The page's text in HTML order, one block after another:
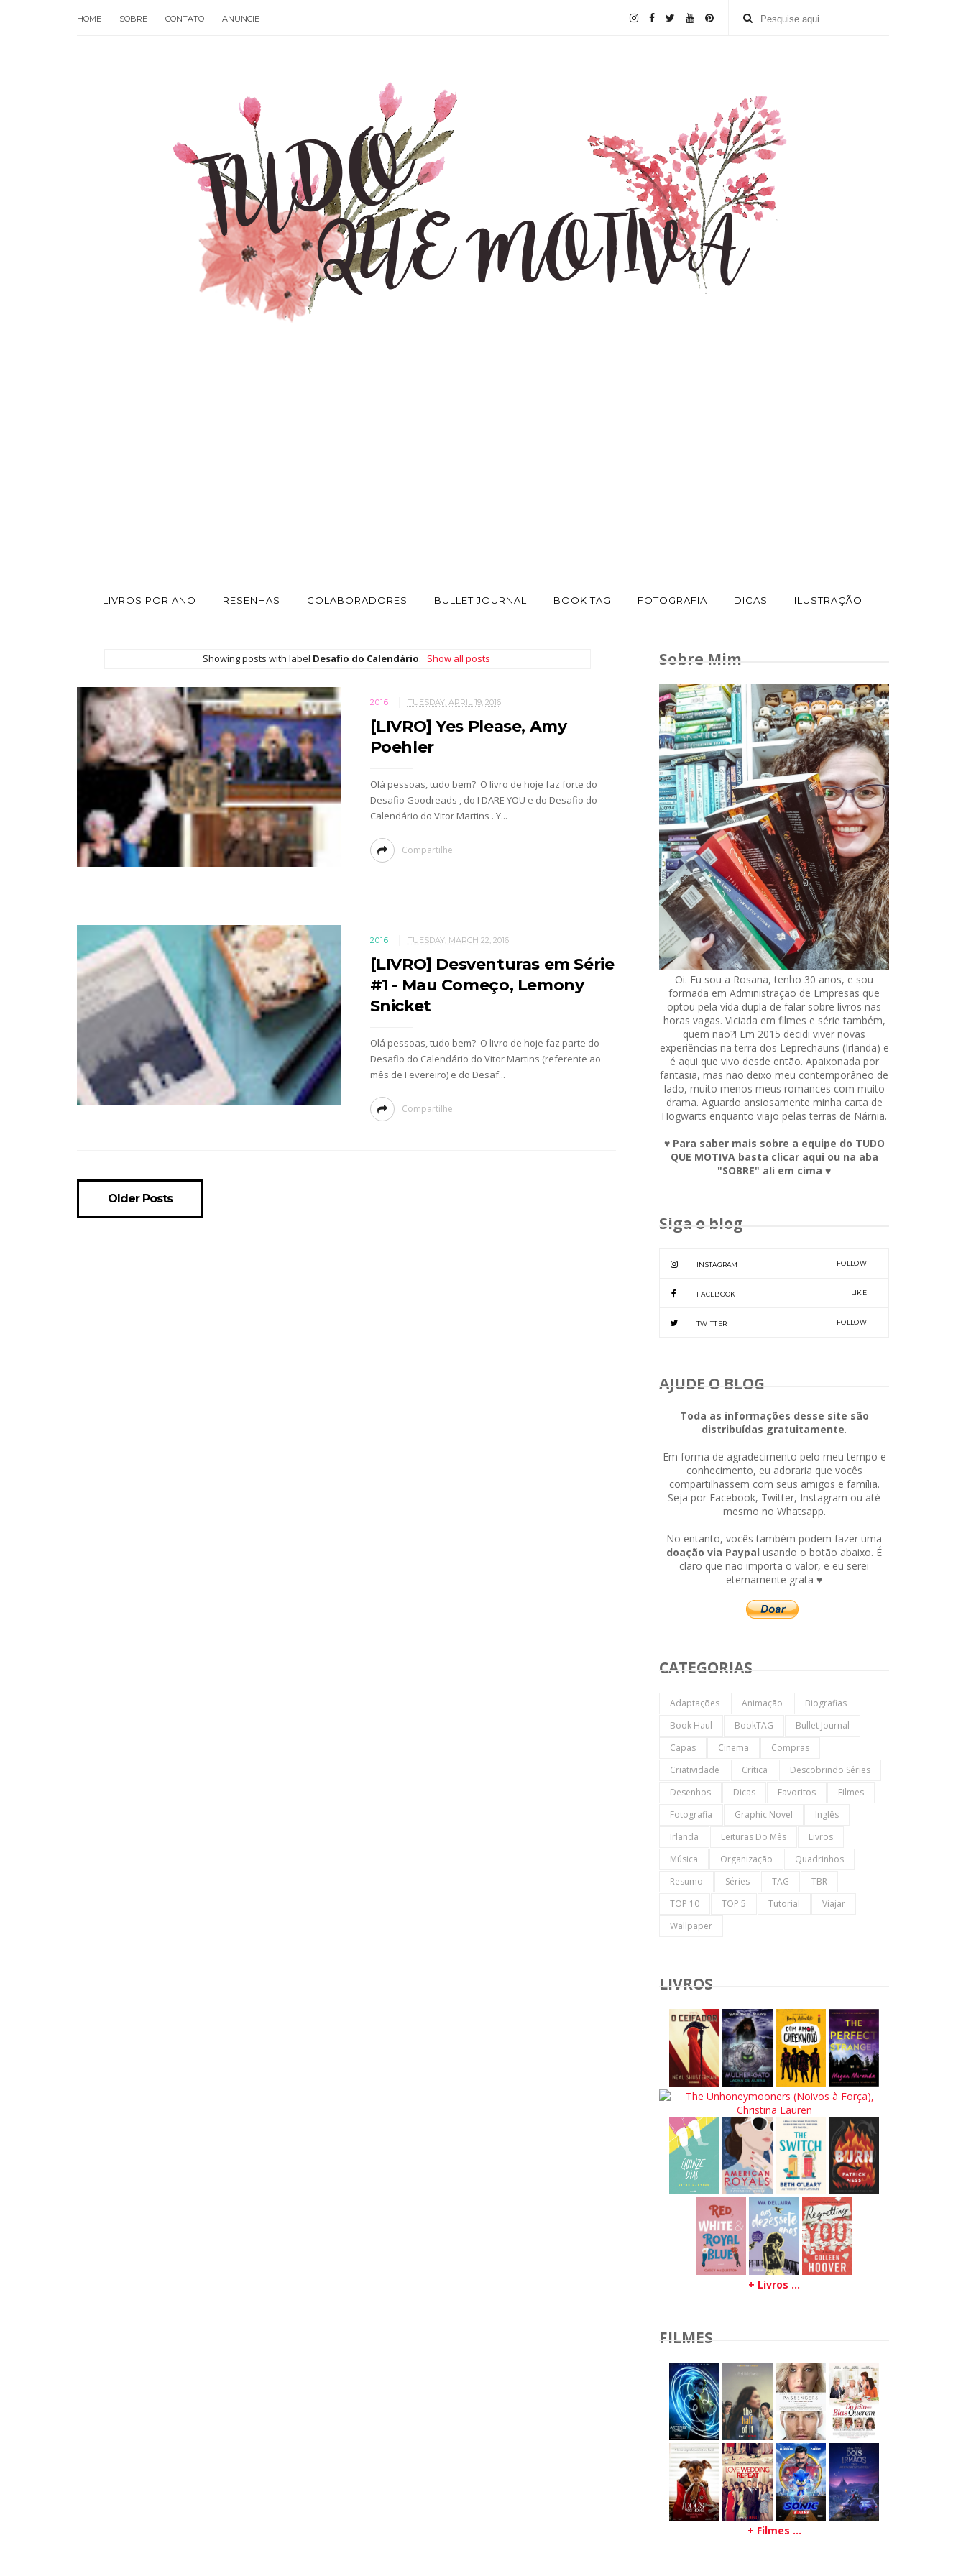
HOME SOBRE CONTATO ANUNCIE
LIVROS POR ANO RESENHAS COLABORADORES BULLET JOURNAL BOOK TAG FOTOGRAFIA DICAS ILUSTRAÇÃO
Showing posts with label Desafio do Calendário. Show all posts
2016 TUESDAY, APRIL 19, 2016
[LIVRO] Yes Please, Amy
Poehler
Olá pessoas, tudo bem? O livro de hoje faz forte do
Desafio Goodreads , do I DARE YOU e do Desafio do
Calendário do Vitor Martins . Y...
Compartilhe
2016 TUESDAY, MARCH 22, 2016
[LIVRO] Desventuras em Série
#1 - Mau Começo, Lemony
Snicket
Olá pessoas, tudo bem? O livro de hoje faz parte do
Desafio do Calendário do Vitor Martins (referente ao
mês de Fevereiro) e do Desaf...
Compartilhe
Older Posts
Sobre Mim
Oi. Eu sou a Rosana, tenho 30 anos, e sou
formada em Administração de Empresas que
optou pela vida dupla de falar sobre livros nas
horas vagas. Viciada em filmes e série também,
quem não?! Em 2015 decidi viver novas
experiências na terra dos Leprechauns (Irlanda) e
é aqui que vivo desde então. Apaixonada por
fantasia, mas não deixo meu contemporâneo de
lado, muito menos meus romances com muito
drama. Aguardo ansiosamente minha carta de
Hogwarts enquanto viajo pelas terras de Nárnia.
♥ Para saber mais sobre a equipe do TUDO
QUE MOTIVA basta clicar aqui ou na aba
"SOBRE" ali em cima ♥
Siga o blog
INSTAGRAM FOLLOW
FACEBOOK LIKE
TWITTER FOLLOW
AJUDE O BLOG
Toda as informações desse site são
distribuídas gratuitamente.
Em forma de agradecimento pelo meu tempo e
conhecimento, eu adoraria que vocês
compartilhassem com seus amigos e família.
Seja por Facebook, Twitter, Instagram ou até
mesmo no Whatsapp.
No entanto, vocês também podem fazer uma
doação via Paypal usando o botão abaixo. É
claro que não importa o valor, e eu serei
eternamente grata ♥
CATEGORIAS
Adaptações Animação
Biografias
Book Haul
BookTAG
Bullet Journal
Capas
Cinema
Compras
Criatividade
Crítica
Descobrindo Séries
Desenhos
Dicas Favoritos
Filmes
Fotografia
Graphic Novel
Inglês
Irlanda
Leituras Do Mês
Livros
Música
Organização
Quadrinhos
Resumo
Séries TAG
TBR
TOP 10
TOP 5 Tutorial
Viajar
Wallpaper
LIVROS
+ Livros ...
FILMES
+ Filmes ...